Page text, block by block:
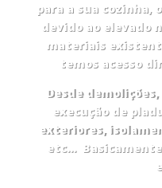
para a sua cozinha,
devido ao elevado
materiais
temos acesso
Desde
execução de
exteriores,
etc…